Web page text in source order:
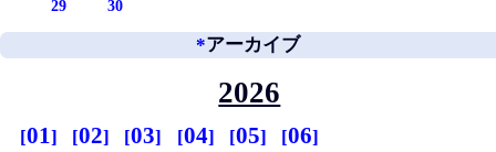
29 30
*アーカイブ
2026
01 02 03 04 05
06